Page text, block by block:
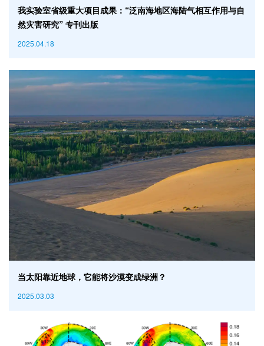
我实验室省级重大项目成果：“泛南海地区海陆气相互作用与自
然灾害研究” 专刊出版
2025.04.18
当太阳靠近地球，它能将沙漠变成绿洲？
2025.03.03